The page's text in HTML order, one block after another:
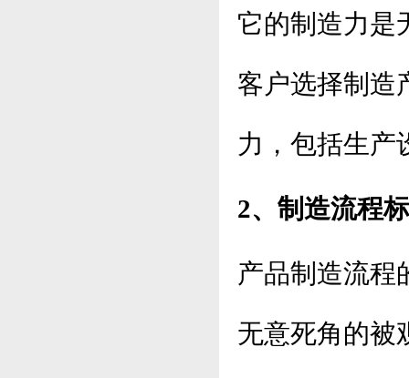
它的制造力是
客户选择制造
力，包括生产
2、制造流程
产品制造流程
无意死角的被